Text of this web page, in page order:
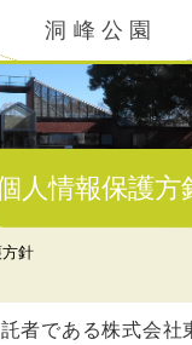
洞峰公園
人情報保護方
針
者である株式会社